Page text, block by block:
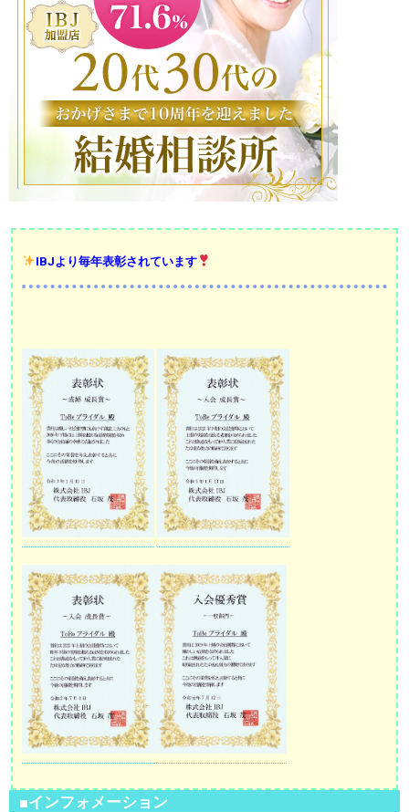
IBJより毎年表彰されています
■インフォメーション